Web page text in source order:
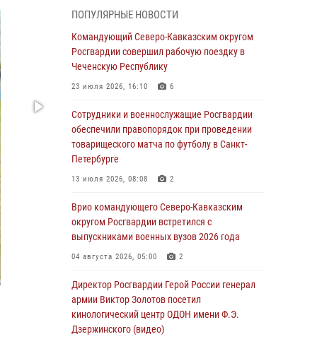
В Саранске росгвардейцы приняли участие в
25‑летии канонизации святого праведного
воина Федора Ушакова (видео)
Росгвардейцы оказали адресную помощь
жителям Луганской Народной Республики
07 августа 2026, 05:00
потушили загоревшийся дом с детьми внутри
07 августа 2026, 04:10 1
Оказавшего сопротивление злоумышленника
Донецке (видео)
07 августа 2026, 04:00 1
При силовой поддержке спецназа
ПОПУЛЯРНЫЕ НОВОСТИ
Командующий Северо-Кавказским округом
Росгвардии совершил рабочую поездку в
Чеченскую Республику
23 июля 2026, 16:10 6
Сотрудники и военнослужащие Росгвардии
обеспечили правопорядок при проведении
товарищеского матча по футболу в Санкт-
Петербурге
13 июля 2026, 08:08 2
Врио командующего Северо-Кавказским
округом Росгвардии встретился с
выпускниками военных вузов 2026 года
04 августа 2026, 05:00 2
Директор Росгвардии Герой России генерал
армии Виктор Золотов посетил
кинологический центр ОДОН имени Ф.Э.
Дзержинского (видео)